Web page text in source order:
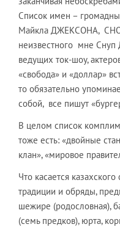
Список имен –
Майкла ДЖЕКСОНА,
неизвестного мне Снуп
ведущих ток-шоу,
«свобода» и «доллар»
то обязательно
собой, все пишут
В целом список
тоже есть: «двойные
клан», «мировое
Что касается
традиции и обряды,
шежире (родословная),
(семь предков), юрта,